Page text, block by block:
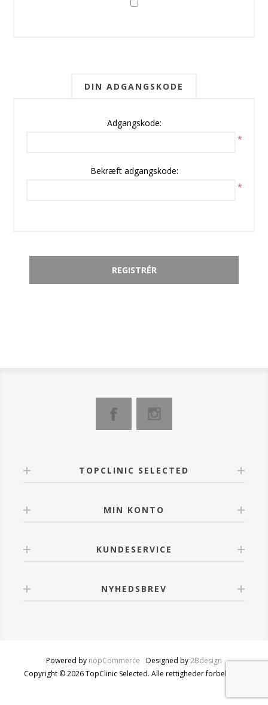
DIN ADGANGSKODE
Adgangskode:
*
Bekræft adgangskode:
*
TOPCLINIC SELECTED
MIN KONTO
KUNDESERVICE
NYHEDSBREV
Powered by nopCommerce Designed by2Bdesign
Copyright © 2026 TopClinic Selected. Alle rettigheder forbeholdt.